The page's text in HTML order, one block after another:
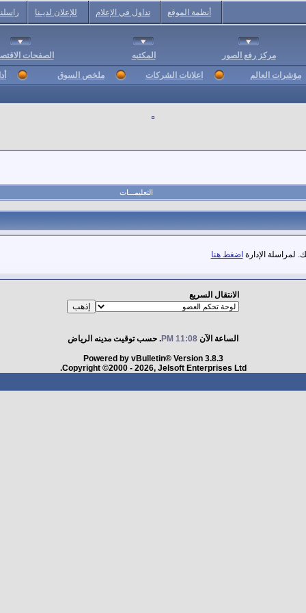
أنظمة الموقع تداول في الإعلام للإعلان لديـنا
مركز رفع الصور المكتبه الصفحات
مؤشرات العالم اعلانات الشركات ملخص السوق
التعليمـــات
لمراسلة الإدارة اضغط هنا
الانتقال السريع
الساعة الآن 11:08 PM . حسب توقيت مدينه الرياض
Powered by vBulletin® Version 3.8.3
Copyright ©2000 - 2026, Jelsoft Enterprises Ltd.